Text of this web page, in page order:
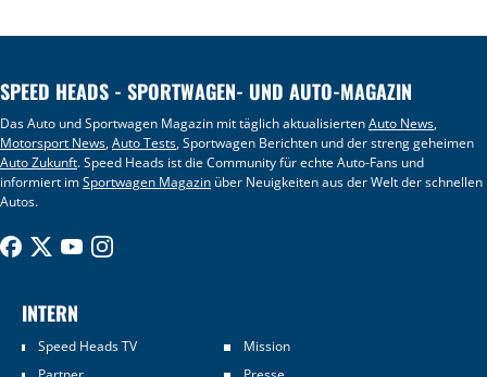
SPEED HEADS - SPORTWAGEN- UND AUTO-MAGAZIN
Das Auto und Sportwagen Magazin mit täglich aktualisiertenAuto News,
Motorsport News,Auto Tests, Sportwagen Berichten und der streng geheimen
Auto Zukunft. Speed Heads ist die Community für echte Auto-Fans und
informiert imSportwagen Magazin über Neuigkeiten aus der Welt der schnellen
Autos.
INTERN
Speed Heads TV
Mission